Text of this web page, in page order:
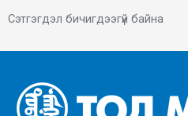
Сэтгэгдэл бичигдээгүй байна